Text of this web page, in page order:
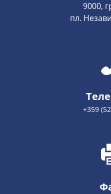
9000,
пл.
+359